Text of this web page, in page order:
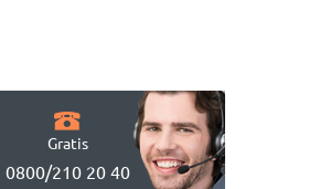
Gratis
0800/210 20 40